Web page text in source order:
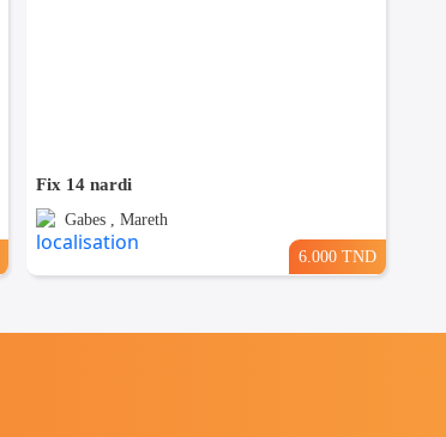
Fix 14 nardi
Gabes , Mareth
6.000 TND